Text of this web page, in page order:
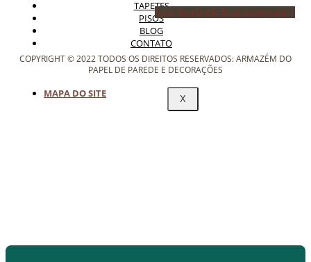
TAPETES
PISOS
BLOG
CONTATO
X
Icon-facebook Icon-instagram-1
COPYRIGHT © 2022 TODOS OS DIREITOS RESERVADOS: ARMAZÉM DO
PAPEL DE PAREDE E DECORAÇÕES
MAPA DO SITE